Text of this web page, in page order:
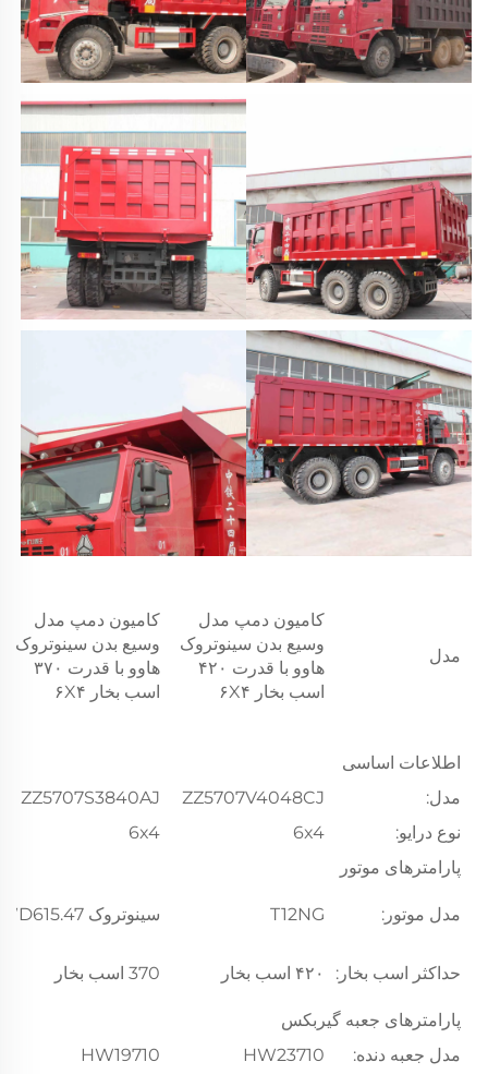
مدل
کامیون دمپ مدل
وسیع بدن سینوتروک
هاوو با قدرت ۴۲۰
اسب بخار ۶X۴
کامیون دمپ مدل
وسیع بدن سینوتروک
هاوو با قدرت ۳۷۰
اسب بخار ۶X۴
اطلاعات اساسی
مدل:
ZZ5707V4048CJ
ZZ5707S3840AJ
نوع درایو:
6x4
6x4
پارامترهای موتور
مدل موتور: T12NG سینوتروک WD615.47
حداکثر اسب بخار: ۴۲۰ اسب بخار 370 اسب بخار
پارامترهای جعبه گیربکس
مدل جعبه دنده:
HW23710
HW19710